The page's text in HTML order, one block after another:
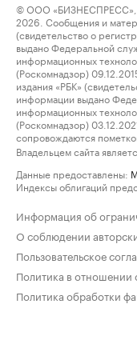
© ООО
2026. Сообщения и
(свидетельство о
выдано Федеральной
информационных
(Роскомнадзор)
издания «РБК»
информации выдано
информационных
(Роскомнадзор)
сопровождаются
Владельцем сайта
Данные предоставлены:
Индексы облигаций
Информация об
О соблюдении
Пользовательское
Политика в отношении
Политика обработки